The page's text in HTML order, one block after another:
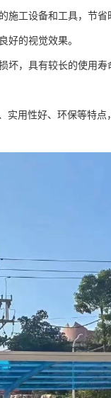
工设备和工具，节省
好的视觉效果。
坏，具有较长的使用寿
实用性好、环保等特点